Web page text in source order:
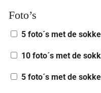
Foto’s
5 foto´s met de
10 foto´s met de
5 foto´s met de